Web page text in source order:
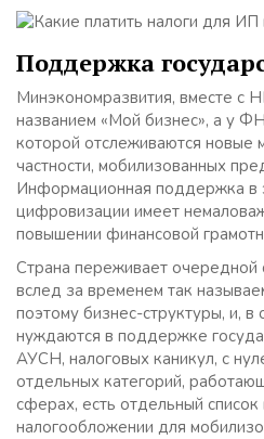
Поддержка
Минэкономразвития, вместе с
названием «Мой бизнес», а у
которой отслеживаются
частности, мобилизованных
Информационная поддержка в
цифровизации имеет
повышении финансовой
Страна переживает очередной
вслед за временем так
поэтому бизнес-структуры, и, в
нуждаются в поддержке
АУСН, налоговых каникул, с
отдельных категорий,
сферах, есть отдельный
налогообложении для